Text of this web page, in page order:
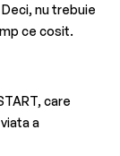
nu trebuie
ce cosit.
care
a